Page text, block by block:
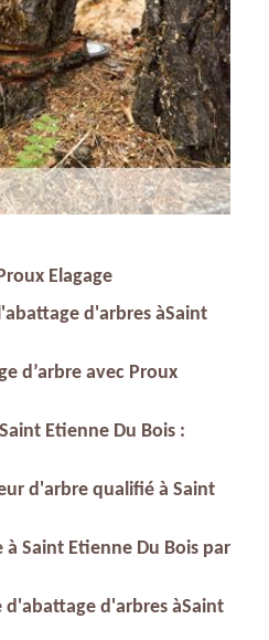
Elagage
d'arbres àSaint
d’arbre avec Proux
Etienne Du Bois :
d'arbre qualifié à Saint
à Saint Etienne Du Bois par
d'arbres àSaint